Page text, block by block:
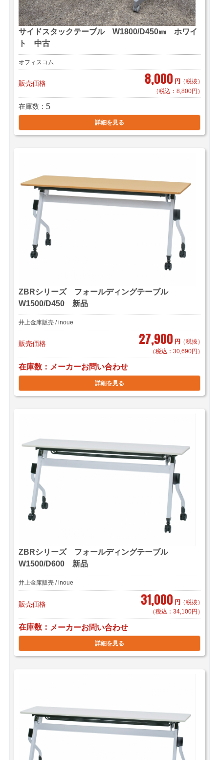
サイドスタックテーブル W1800/D450㎜ ホワイ
ト 中古
オフィスコム
販売価格 8,000 円 （税抜）
（税込：8,800円）
在庫数 5
詳細を見る
ZBRシリーズ フォールディングテーブル
W1500/D450 新品
井上金庫販売 / inoue
販売価格 27,900 円 （税抜）
（税込：30,690円）
在庫数 メーカーお問い合わせ
詳細を見る
ZBRシリーズ フォールディングテーブル
W1500/D600 新品
井上金庫販売 / inoue
販売価格 31,000 円 （税抜）
（税込：34,100円）
在庫数 メーカーお問い合わせ
詳細を見る